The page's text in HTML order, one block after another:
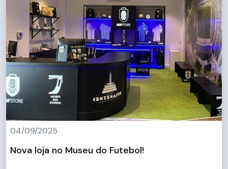
04/09/2025
Nova loja no Museu do Futebol!